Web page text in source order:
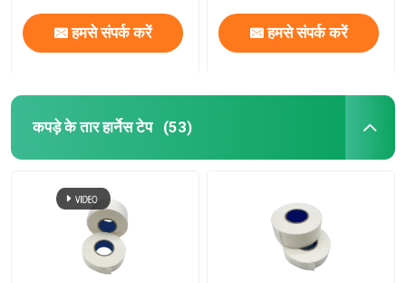
हमसे संपर्क करें हमसे संपर्क करें
कपड़े के तार हार्नेस टेप (53)